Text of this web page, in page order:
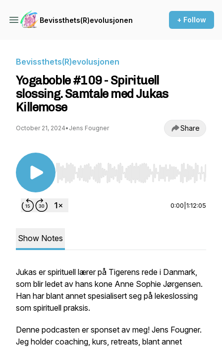
Bevissthets(R)evolusjonen + Follow
Bevissthets(R)evolusjonen
Yogaboble #109 - Spirituell
slossing. Samtale med Jukas
Killemose
October 21, 2024• Jens Fougner Share
Use Left/Right to seek, Home/End to jump to
0:00 1:12:05
Show Notes
Jukas er spirituell lærer på Tigerens rede i Danmark,
som blir ledet av hans kone Anne Sophie Jørgensen.
Han har blant annet spesialisert seg på lekeslossing
som spirituell praksis.
Denne podcasten er sponset av meg! Jens Fougner.
Jeg holder coaching, kurs, retreats, blant annet